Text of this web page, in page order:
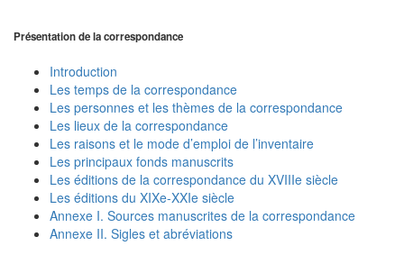
Présentation de la correspondance
Introduction
Les temps de la correspondance
Les personnes et les thèmes de la correspondance
Les lieux de la correspondance
Les raisons et le mode d’emploi de l’inventaire
Les principaux fonds manuscrits
Les éditions de la correspondance du XVIIIe siècle
Les éditions du XIXe-XXIe siècle
Annexe I. Sources manuscrites de la correspondance
Annexe II. Sigles et abréviations